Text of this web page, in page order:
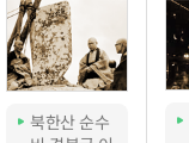
북한산 순수